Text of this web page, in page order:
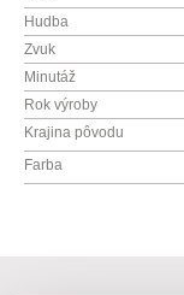
Hudba
Zvuk
Minutáž
Rok výroby
Krajina pôvodu
Farba